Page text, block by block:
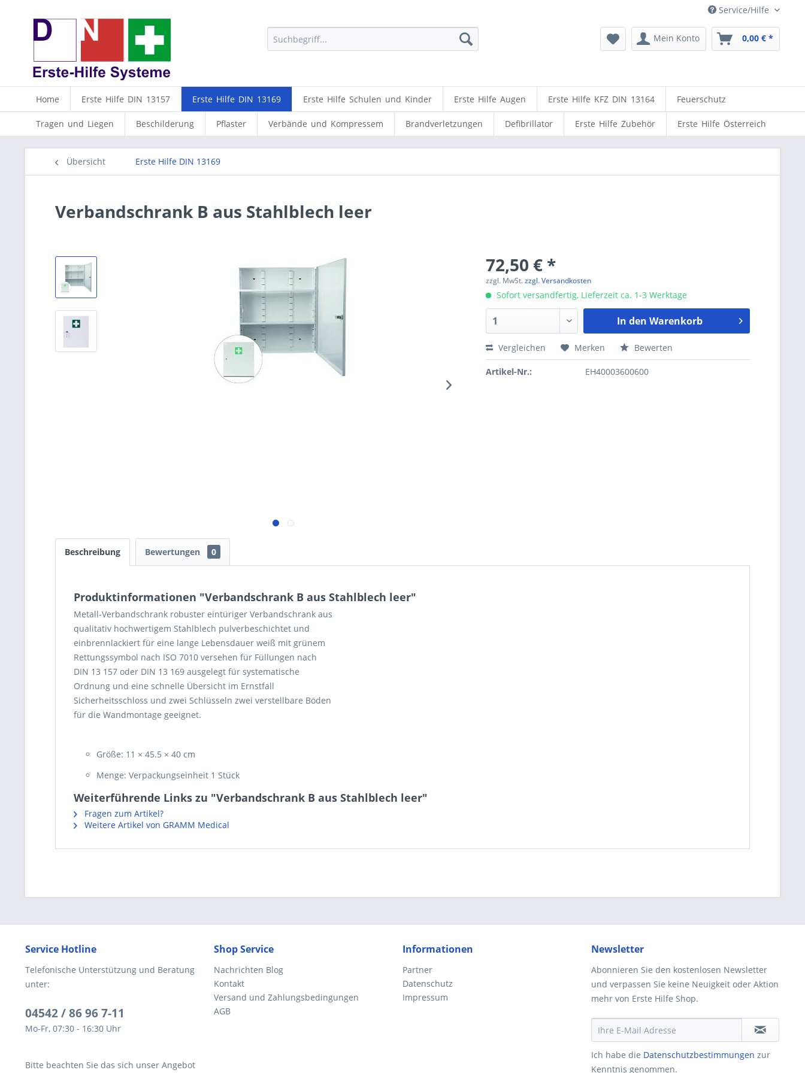
Service/Hilfe
Mein Konto 0,00 € *
Home Erste Hilfe DIN 13157 Erste Hilfe DIN 13169 Erste Hilfe Schulen und Kinder Erste Hilfe Augen Erste Hilfe KFZ DIN 13164 Feuerschutz
Tragen und Liegen Beschilderung Pflaster Verbände und Kompressem Brandverletzungen Defibrillator Erste Hilfe Zubehör Erste Hilfe Österreich
Übersicht Erste Hilfe DIN 13169
Verbandschrank B aus Stahlblech leer
72,50 € *
zzgl. MwSt.zzgl. Versandkosten
Sofort versandfertig, Lieferzeit ca. 1-3 Werktage
In den Warenkorb
Vergleichen Merken Bewerten
Artikel-Nr.: EH40003600600
Beschreibung Bewertungen 0
Produktinformationen "Verbandschrank B aus Stahlblech leer"
Metall-Verbandschrank robuster eintüriger Verbandschrank aus
qualitativ hochwertigem Stahlblech pulverbeschichtet und
einbrennlackiert für eine lange Lebensdauer weiß mit grünem
Rettungssymbol nach ISO 7010 versehen für Füllungen nach
DIN 13 157 oder DIN 13 169 ausgelegt für systematische
Ordnung und eine schnelle Übersicht im Ernstfall
Sicherheitsschloss und zwei Schlüsseln zwei verstellbare Böden
für die Wandmontage geeignet.
Größe: 11 × 45.5 × 40 cm
Menge: Verpackungseinheit 1 Stück
Weiterführende Links zu "Verbandschrank B aus Stahlblech leer"
Fragen zum Artikel?
Weitere Artikel von GRAMM Medical
Service Hotline
Telefonische Unterstützung und Beratung
unter:
04542 / 86 96 7-11
Mo-Fr, 07:30 - 16:30 Uhr
Bitte beachten Sie das sich unser Angebot
Shop Service
Nachrichten Blog
Kontakt
Versand und Zahlungsbedingungen
AGB
Informationen
Partner
Datenschutz
Impressum
Newsletter
Abonnieren Sie den kostenlosen Newsletter
und verpassen Sie keine Neuigkeit oder Aktion
mehr von Erste Hilfe Shop.
Ich habe die Datenschutzbestimmungen zur
Kenntnis genommen.